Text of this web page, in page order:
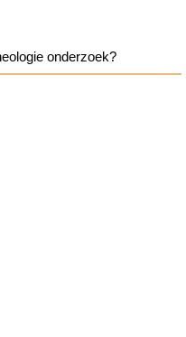
onderzoek?